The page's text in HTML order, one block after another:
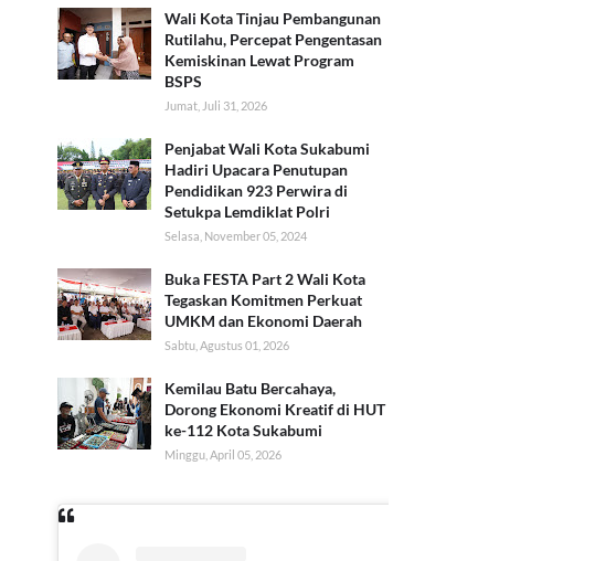
Wali Kota Tinjau Pembangunan
Rutilahu, Percepat Pengentasan
Kemiskinan Lewat Program
BSPS
Jumat, Juli 31, 2026
Penjabat Wali Kota Sukabumi
Hadiri Upacara Penutupan
Pendidikan 923 Perwira di
Setukpa Lemdiklat Polri
Selasa, November 05, 2024
Buka FESTA Part 2 Wali Kota
Tegaskan Komitmen Perkuat
UMKM dan Ekonomi Daerah
Sabtu, Agustus 01, 2026
Kemilau Batu Bercahaya,
Dorong Ekonomi Kreatif di HUT
ke-112 Kota Sukabumi
Minggu, April 05, 2026